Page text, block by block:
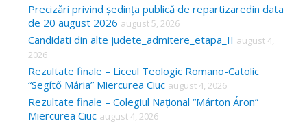
r
:
Precizări privind ședința publică de repartizaredin data
de 20 august 2026 august 5, 2026
Candidati din alte judete_admitere_etapa_II august 4,
2026
Rezultate finale – Liceul Teologic Romano-Catolic
“Segítő Mária” Miercurea Ciuc august 4, 2026
Rezultate finale – Colegiul Național “Márton Áron”
Miercurea Ciuc august 4, 2026